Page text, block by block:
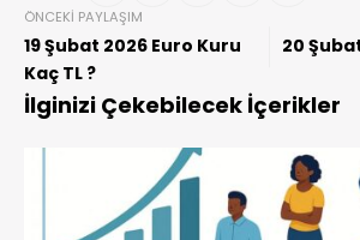
ÖNCEKI PAYLAŞIM
19 Şubat 2026 Euro Kuru
Kaç TL ?
20
İlginizi Çekebilecek İçerikler